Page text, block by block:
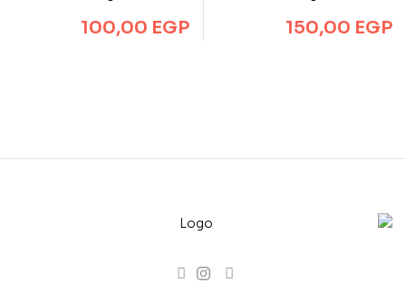
150,00 EGP
100,00 EGP